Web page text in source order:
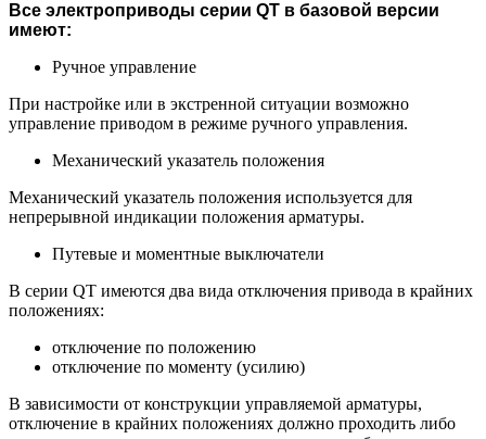
Все электроприводы серии QT в базовой версии
имеют:
Ручное управление
При настройке или в экстренной ситуации возможно
управление приводом в режиме ручного управления.
Механический указатель положения
Механический указатель положения используется для
непрерывной индикации положения арматуры.
Путевые и моментные выключатели
В серии QT имеются два вида отключения привода в крайних
положениях:
отключение по положению
отключение по моменту (усилию)
В зависимости от конструкции управляемой арматуры,
отключение в крайних положениях должно проходить либо